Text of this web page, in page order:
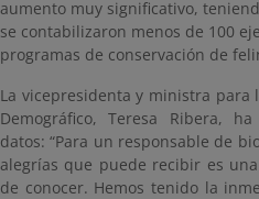
aumento muy significativo,
se contabilizaron menos de 100
programas de conservación de
La vicepresidenta y ministra para
Demográfico, Teresa Ribera,
datos: “Para un responsable de
alegrías que puede recibir es
de conocer. Hemos tenido la